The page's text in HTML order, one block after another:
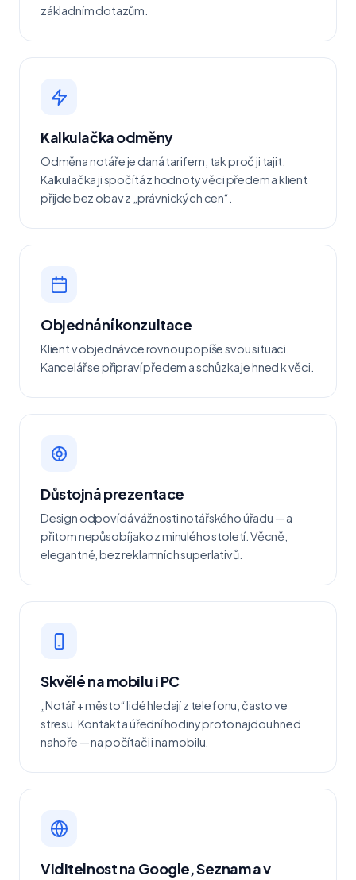
základním dotazům.
Kalkulačka odměny
Odměna notáře je daná tarifem, tak proč ji tajit.
Kalkulačka ji spočítá z hodnoty věci předem a klient
přijde bez obav z „právnických cen“.
Objednání konzultace
Klient v objednávce rovnou popíše svou situaci.
Kancelář se připraví předem a schůzka je hned k věci.
Důstojná prezentace
Design odpovídá vážnosti notářského úřadu — a
přitom nepůsobí jako z minulého století. Věcně,
elegantně, bez reklamních superlativů.
Skvělé na mobilu i PC
„Notář + město“ lidé hledají z telefonu, často ve
stresu. Kontakt a úřední hodiny proto najdou hned
nahoře — na počítači i na mobilu.
Viditelnost na Google, Seznam a v